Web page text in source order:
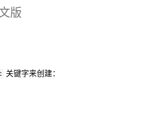
版
关键字来创建：